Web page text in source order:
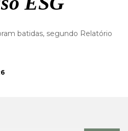
batidas, segundo Relatório